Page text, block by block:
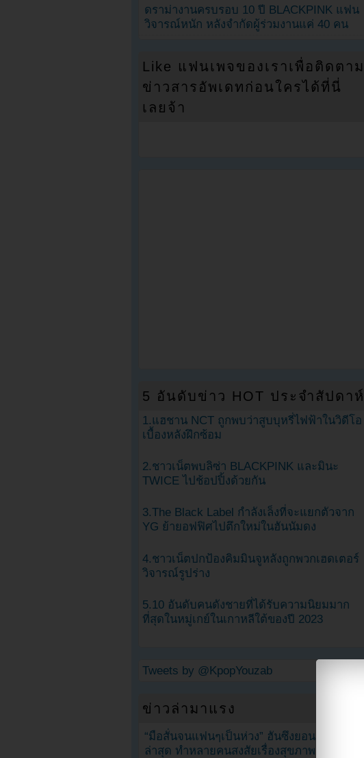
ดราม่างานครบรอบ 10 ปี BLACKPINK แฟน
วิจารณ์หนัก หลังจำกัดผู้ร่วมงานแค่ 40 คน
Like แฟนเพจของเราเพื่อติดตาม
ข่าวสารอัพเดทก่อนใครได้ที่นี่
เลยจ้า
5 อันดับข่าว HOT ประจำสัปดาห์
1.แฮชาน NCT ถูกพบว่าสูบบุหรี่ไฟฟ้าในวิดีโอ
เบื้องหลังฝึกซ้อม
2.ชาวเน็ตพบลิซ่า BLACKPINK และมินะ
TWICE ไปช้อปปิ้งด้วยกัน
3.The Black Label กำลังเล็งที่จะแยกตัวจาก
YG ย้ายอฟฟิศไปตึกใหม่ในฮันนัมดง
4.ชาวเน็ตปกป้องคิมมินจูหลังถูกพวกเฮดเตอร์
วิจารณ์รูปร่าง
5.10 อันดับคนดังชายที่ได้รับความนิยมมาก
ที่สุดในหมู่เกย์ในเกาหลีใต้ของปี 2023
Tweets by @KpopYouzab
ข่าวล่ามาแรง
“มือสั่นจนแฟนๆเป็นห่วง” ฮันซึงยอนเผยภาพ
ล่าสุด ทำหลายคนสงสัยเรื่องสุขภาพ